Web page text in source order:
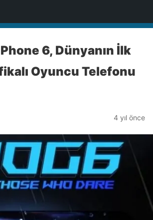
6, Dünyanın İlk
Oyuncu Telefonu
4 yıl önce